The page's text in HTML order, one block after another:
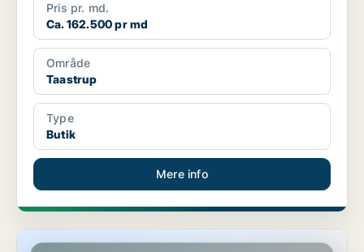
Pris pr. md.
Ca. 162.500 pr md
Område
Taastrup
Type
Butik
Mere info
Lager i Frederikssund